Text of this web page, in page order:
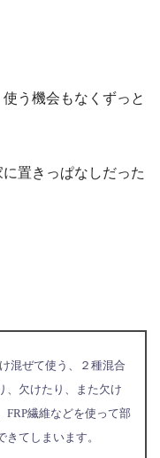
う機会もなくずっと
置きっぱなしだった
混ぜて使う、２種混合
、欠けたり、また欠け
FRP繊維などを使って部
てしまいます。